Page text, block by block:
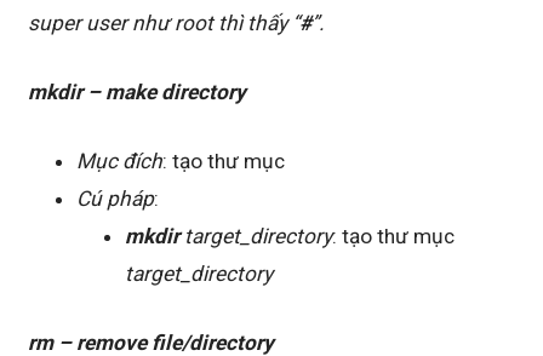
super user như root thì thấy “#”.
mkdir – make directory
Mục đích: tạo thư mục
Cú pháp:
mkdir target_directory: tạo thư mục
target_directory
rm – remove file/directory